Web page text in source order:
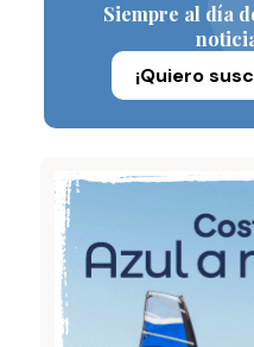
Siempre al día
¡Quiero